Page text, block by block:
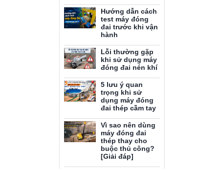
Hướng dẫn cách
test máy đóng
đai trước khi vận
hành
Lỗi thường gặp
khi sử dụng máy
đóng đai nén khí
5 lưu ý quan
trọng khi sử
dụng máy đóng
đai thép cầm tay
Vì sao nên dùng
máy đóng đai
thép thay cho
buộc thủ công?
[Giải đáp]